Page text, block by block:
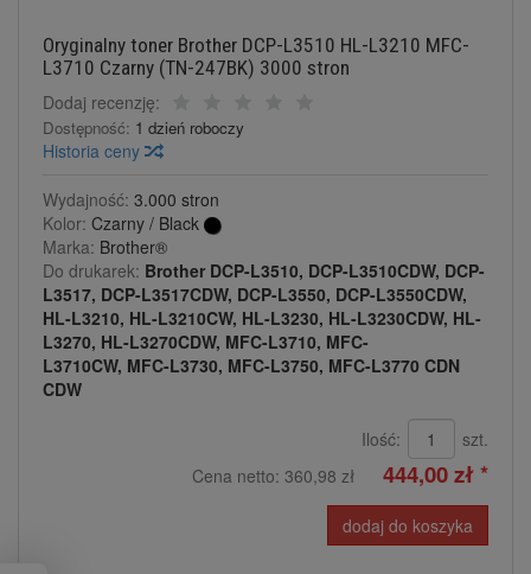
Oryginalny toner Brother DCP-L3510 HL-L3210 MFC-
L3710 Czarny (TN-247BK) 3000 stron
Dodaj recenzję:
Dostępność: 1 dzień roboczy
Historia ceny
Wydajność: 3.000 stron
Kolor: Czarny / Black
Marka: Brother®
Do drukarek: Brother DCP-L3510, DCP-L3510CDW, DCP-
L3517, DCP-L3517CDW, DCP-L3550, DCP-L3550CDW,
HL-L3210, HL-L3210CW, HL-L3230, HL-L3230CDW, HL-
L3270, HL-L3270CDW, MFC-L3710, MFC-
L3710CW, MFC-L3730, MFC-L3750, MFC-L3770 CDN
CDW
Ilość:
szt.
Cena netto: 360,98 zł 444,00 zł *
dodaj do koszyka